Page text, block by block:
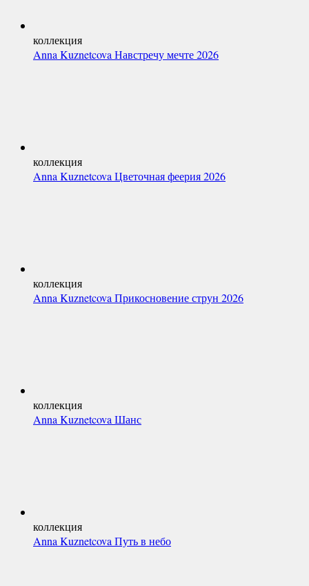
коллекция
Anna Kuznetcova Навстречу мечте 2026
коллекция
Anna Kuznetcova Цветочная феерия 2026
коллекция
Anna Kuznetcova Прикосновение струн 2026
коллекция
Anna Kuznetcova Шанс
коллекция
Anna Kuznetcova Путь в небо